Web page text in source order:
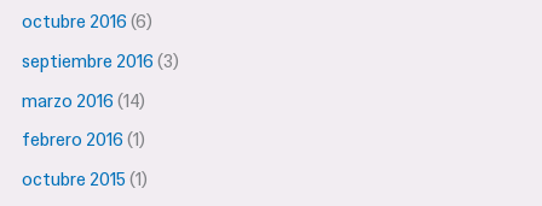
octubre 2016 (6)
septiembre 2016 (3)
marzo 2016 (14)
febrero 2016 (1)
octubre 2015 (1)